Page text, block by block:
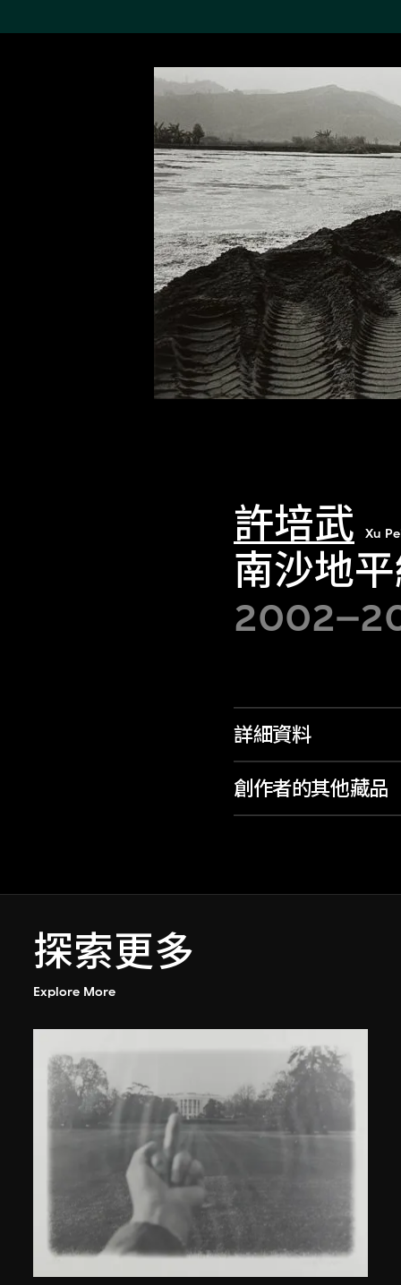
許培武 Xu
南沙地
詳細資料
創作者的其他藏品
探索更多
Explore More
搜索M+藏品
19,052項結果
關於M+藏品
探索世界頂級的二十及二十
一世紀視覺文化藏品。